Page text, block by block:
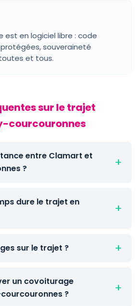
est en logiciel libre : code
souveraineté
et tous.
sur le trajet
courcouronnes
entre Clamart et
?
dure le trajet en
sur le trajet ?
un covoiturage
?